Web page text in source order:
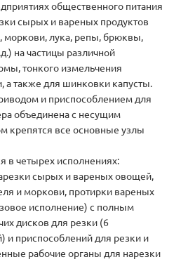
общественного питания
сырых и вареных продуктов
моркови, лука, репы, брюквы,
на частицы различной
тонкого измельчения
а также для шинковки капусты.
и приспособлением для
объединена с несущим
крепятся все основные узлы
в четырех исполнениях:
сырых и вареных овощей,
и моркови, протирки вареных
исполнение) с полным
дисков для резки (6
и приспособлений для резки и
рабочие органы для нарезки